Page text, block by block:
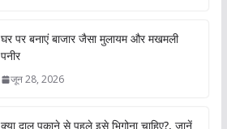
घर पर बनाएं बाजार जैसा मुलायम और मखमली
पनीर
जून 28, 2026
क्या दाल पकाने से पहले इसे भिगोना चाहिए?, जानें